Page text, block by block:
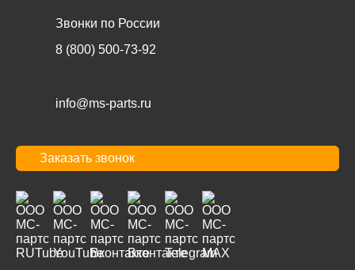
Звонки по России
8 (800) 500-73-92
info@ms-parts.ru
Заказать звонок